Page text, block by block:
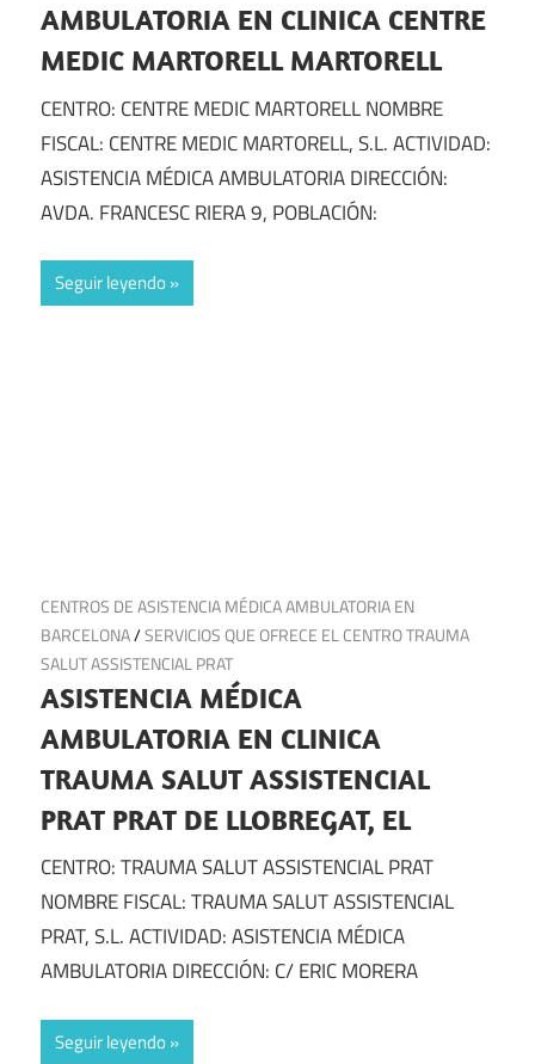
AMBULATORIA EN CLINICA CENTRE
MEDIC MARTORELL MARTORELL
CENTRO: CENTRE MEDIC MARTORELL NOMBRE
FISCAL: CENTRE MEDIC MARTORELL, S.L. ACTIVIDAD:
ASISTENCIA MÉDICA AMBULATORIA DIRECCIÓN:
AVDA. FRANCESC RIERA 9, POBLACIÓN:
Seguir leyendo
20 de octubre de 2024
CENTROS DE ASISTENCIA MÉDICA AMBULATORIA EN
BARCELONA/SERVICIOS QUE OFRECE EL CENTRO TRAUMA
SALUT ASSISTENCIAL PRAT
ASISTENCIA MÉDICA
AMBULATORIA EN CLINICA
TRAUMA SALUT ASSISTENCIAL
PRAT PRAT DE LLOBREGAT, EL
CENTRO: TRAUMA SALUT ASSISTENCIAL PRAT
NOMBRE FISCAL: TRAUMA SALUT ASSISTENCIAL
PRAT, S.L. ACTIVIDAD: ASISTENCIA MÉDICA
AMBULATORIA DIRECCIÓN: C/ ERIC MORERA
Seguir leyendo